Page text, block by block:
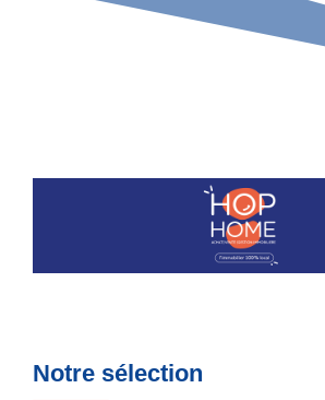
Notre sélection